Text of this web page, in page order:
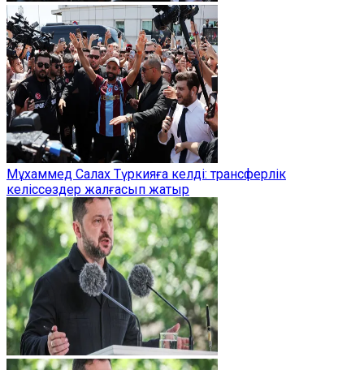
Мұхаммед Салах Түркияға келді: трансферлік
келіссөздер жалғасып жатыр